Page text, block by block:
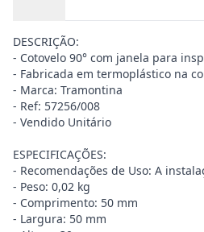
DESCRIÇÃO:
- Cotovelo 90° com janela para
- Fabricada em termoplástico na
- Marca: Tramontina
- Ref: 57256/008
- Vendido Unitário
ESPECIFICAÇÕES:
- Recomendações de Uso: A
- Peso: 0,02 kg
- Comprimento: 50 mm
- Largura: 50 mm